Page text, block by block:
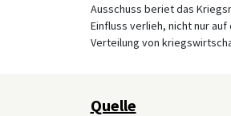
Ausschuss beriet das
Einfluss verlieh, nicht nur
Verteilung von
Quelle